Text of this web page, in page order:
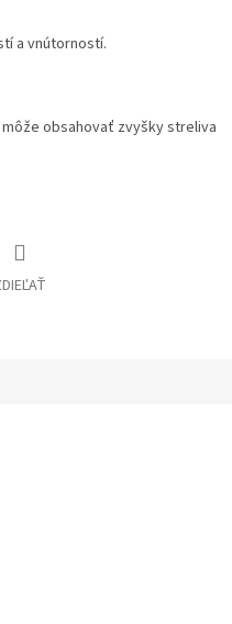
a vnútorností.
obsahovať zvyšky streliva